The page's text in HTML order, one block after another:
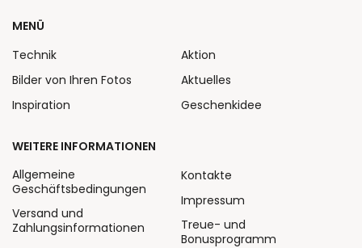
MENÜ
Technik
Bilder von Ihren Fotos
Inspiration
Aktion
Aktuelles
Geschenkidee
WEITERE INFORMATIONEN
Allgemeine
Geschäftsbedingungen
Versand und
Zahlungsinformationen
Kontakte
Impressum
Treue- und
Bonusprogramm